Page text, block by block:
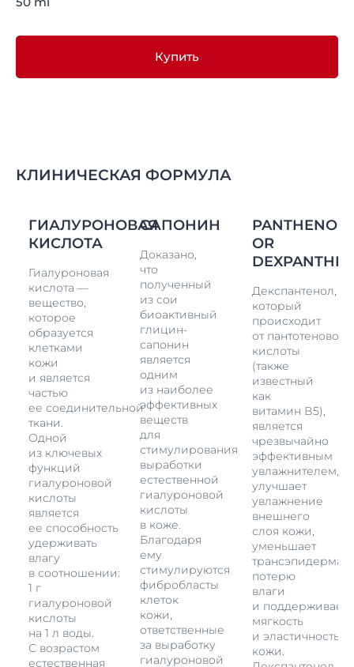
Купить
КЛИНИЧЕСКАЯ ФОРМУЛА
ГИАЛУРОНОВАЯ
КИСЛОТА
Гиалуроновая
кислота —
вещество,
которое
образуется
клетками
кожи
и является
частью
ее соединительной
ткани.
Одной
из ключевых
функций
гиалуроновой
кислоты
является
ее способность
удерживать
влагу
в соотношении:
1 г
гиалуроновой
кислоты
на 1 л воды.
С возрастом
естественная
САПОНИН
Доказано,
что
полученный
из сои
биоактивный
глицин-
сапонин
является
одним
из наиболее
эффективных
веществ
для
стимулирования
выработки
естественной
гиалуроновой
кислоты
в коже.
Благодаря
ему
стимулируются
фибробласты
клеток
кожи,
ответственные
за выработку
гиалуроновой
PANTHENOL
OR
Декспантенол,
который
происходит
от пантотеновой
кислоты
(также
известный
как
витамин В5),
является
чрезвычайно
эффективным
увлажнителем,
улучшает
увлажнение
внешнего
слоя кожи,
уменьшает
потерю
влаги
и поддерживает
мягкость
и эластичность
кожи.